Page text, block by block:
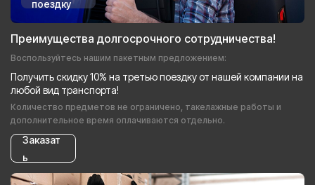
поездку
Преимущества долгосрочного сотрудничества!
Воспользуйтесь нашим пакетным предложением:
Получить скидку 10% на третью поездку от нашей компании на
любой вид транспорта!
Количество предметов не ограничено, такелажные работы и
дополнительное время оплачиваются отдельно.
Заказат
ь